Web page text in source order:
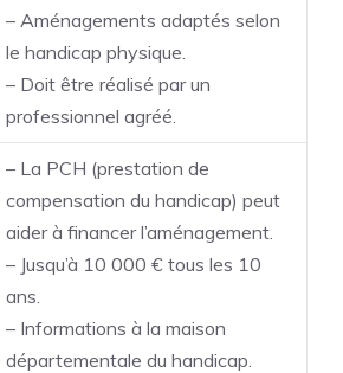
– Aménagements adaptés selon
le handicap physique.
– Doit être réalisé par un
professionnel agréé.
– La PCH (prestation de
compensation du handicap) peut
aider à financer l’aménagement.
– Jusqu’à 10 000 € tous les 10
ans.
– Informations à la maison
départementale du handicap.